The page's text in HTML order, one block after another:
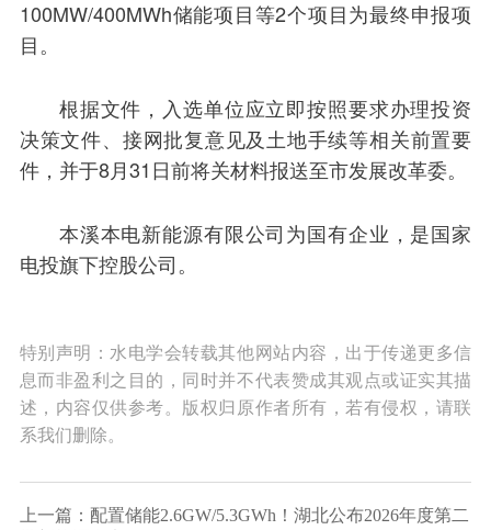
100MW/400MWh储能项目等2个项目为最终申报项
目。
根据文件，入选单位应立即按照要求办理投资
决策文件、接网批复意见及土地手续等相关前置要
件，并于8月31日前将关材料报送至市发展改革委。
本溪本电新能源有限公司为国有企业，是国家
电投旗下控股公司。
特别声明：水电学会转载其他网站内容，出于传递更多信
息而非盈利之目的，同时并不代表赞成其观点或证实其描
述，内容仅供参考。版权归原作者所有，若有侵权，请联
系我们删除。
上一篇：配置储能2.6GW/5.3GWh！湖北公布2026年度第二